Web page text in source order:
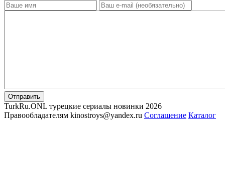
Отправить
TurkRu.ONL турецкие сериалы новинки 2026
Правообладателям kinostroys@yandex.ru Соглашение Каталог